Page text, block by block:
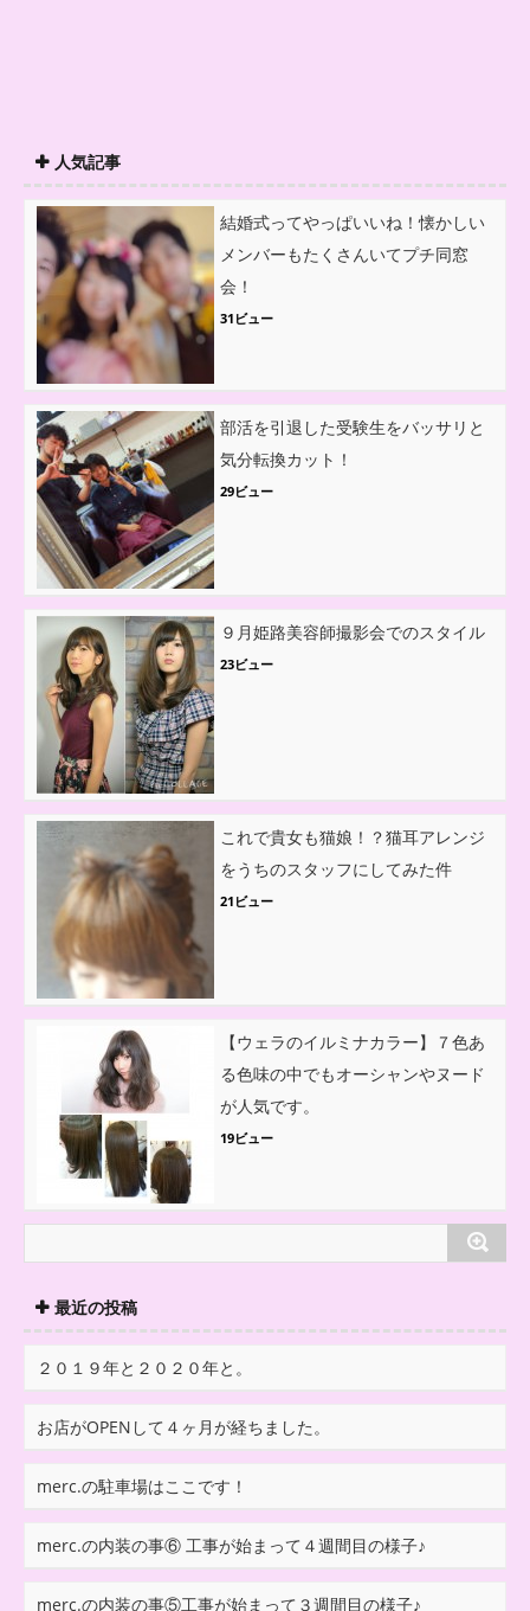
人気記事
結婚式ってやっぱいいね！懐かしい
メンバーもたくさんいてプチ同窓
会！
31ビュー
部活を引退した受験生をバッサリと
気分転換カット！
29ビュー
９月姫路美容師撮影会でのスタイル
23ビュー
これで貴女も猫娘！？猫耳アレンジ
をうちのスタッフにしてみた件
21ビュー
【ウェラのイルミナカラー】７色あ
る色味の中でもオーシャンやヌード
が人気です。
19ビュー
最近の投稿
２０１９年と２０２０年と。
お店がOPENして４ヶ月が経ちました。
merc.の駐車場はここです！
merc.の内装の事⑥ 工事が始まって４週間目の様子♪
merc.の内装の事⑤工事が始まって３週間目の様子♪